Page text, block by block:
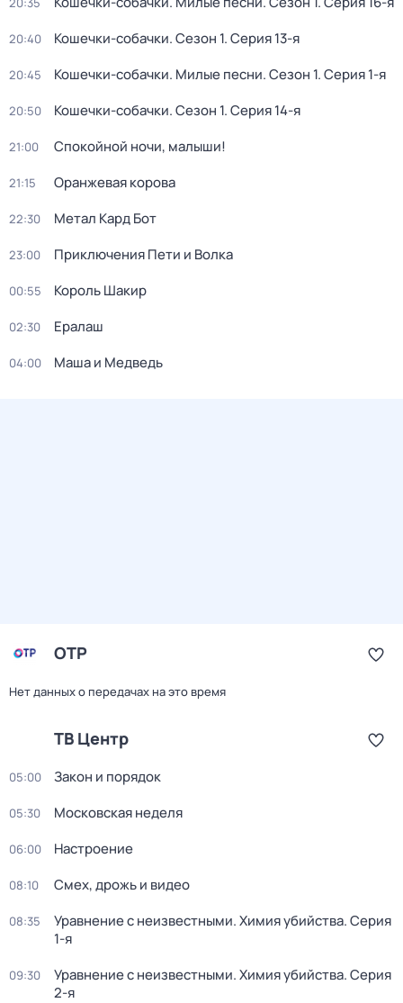
20:40 Кошечки-собачки. Сезон 1. Серия 13-я
20:45 Кошечки-собачки. Милые песни. Сезон 1. Серия 1-я
20:50 Кошечки-собачки. Сезон 1. Серия 14-я
21:00 Спокойной ночи, малыши!
21:15 Оранжевая корова
22:30 Метал Кард Бот
23:00 Приключения Пети и Волка
00:55 Король Шакир
02:30 Ералаш
04:00 Маша и Медведь
ОТР
Нет данных о передачах на это время
ТВ Центр
05:00 Закон и порядок
05:30 Московская неделя
06:00 Настроение
08:10 Смех, дрожь и видео
08:35 Уравнение с неизвестными. Химия убийства. Серия
1-я
09:30 Уравнение с неизвестными. Химия убийства. Серия
2-я